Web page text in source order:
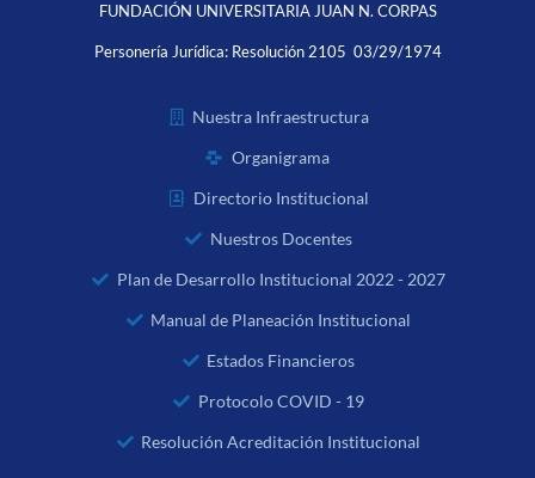
FUNDACIÓN UNIVERSITARIA JUAN N. CORPAS
Personería Jurídica: Resolución 2105 03/29/1974
Nuestra Infraestructura
Organigrama
Directorio Institucional
Nuestros Docentes
Plan de Desarrollo Institucional 2022 - 2027
Manual de Planeación Institucional
Estados Financieros
Protocolo COVID - 19
Resolución Acreditación Institucional